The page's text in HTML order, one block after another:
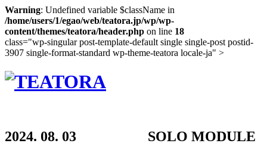
Warning: Undefined variable $className in
/home/users/1/egao/web/teatora.jp/wp/wp-
content/themes/teatora/header.php on line 18
class="wp-singular post-template-default single single-post postid-
3907 single-format-standard wp-theme-teatora locale-ja" >
2024. 08. 03 SOLO MODULE